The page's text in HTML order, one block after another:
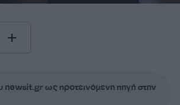
newsit.gr ως προτεινόμενη πηγή στην